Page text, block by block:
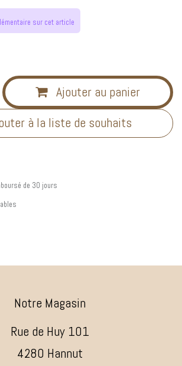
sur cet article
Ajouter au panier
à la liste de souhaits
de 30 jours
Notre Magasin
Rue de Huy 101
4280 Hannut